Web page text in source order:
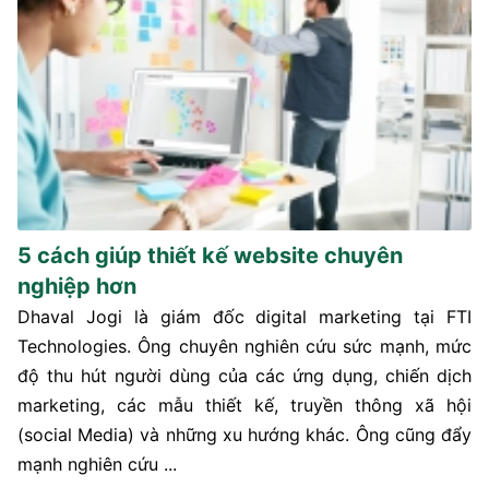
5 cách giúp thiết kế website chuyên
nghiệp hơn
Dhaval Jogi là giám đốc digital marketing tại FTI
Technologies. Ông chuyên nghiên cứu sức mạnh, mức
độ thu hút người dùng của các ứng dụng, chiến dịch
marketing, các mẫu thiết kế, truyền thông xã hội
(social Media) và những xu hướng khác. Ông cũng đẩy
mạnh nghiên cứu ...